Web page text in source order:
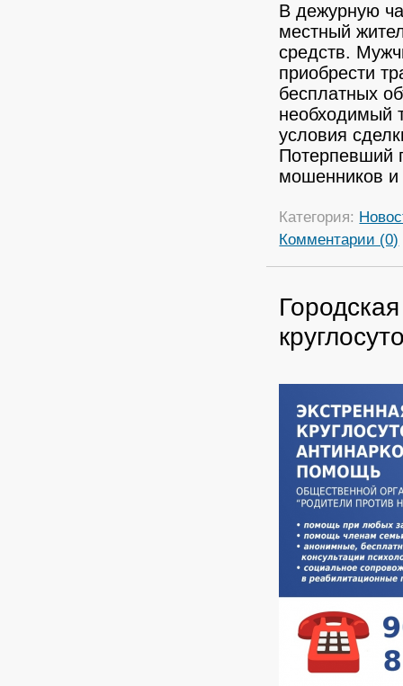
В дежурную
местный
средств.
приобрести
бесплатных
необходимый
условия
Потерпевший
мошенников и
Категория:
Комментарии (0)